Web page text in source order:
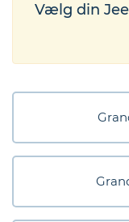
Produkter
Vælg din